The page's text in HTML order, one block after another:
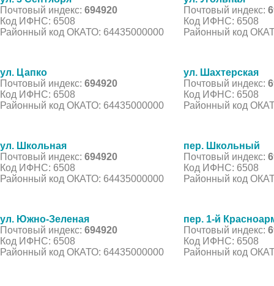
Почтовый индекс: 694920
Код ИФНС: 6508
Районный код ОКАТО: 64435000000
Почтовый индекс:
Код ИФНС: 6508
Районный код
ул. Цапко
Почтовый индекс: 694920
Код ИФНС: 6508
Районный код ОКАТО: 64435000000
ул. Шахтерская
Почтовый индекс:
Код ИФНС: 6508
Районный код
ул. Школьная
Почтовый индекс: 694920
Код ИФНС: 6508
Районный код ОКАТО: 64435000000
пер. Школьный
Почтовый индекс:
Код ИФНС: 6508
Районный код
ул. Южно-Зеленая
Почтовый индекс: 694920
Код ИФНС: 6508
Районный код ОКАТО: 64435000000
пер. 1-й
Почтовый индекс:
Код ИФНС: 6508
Районный код